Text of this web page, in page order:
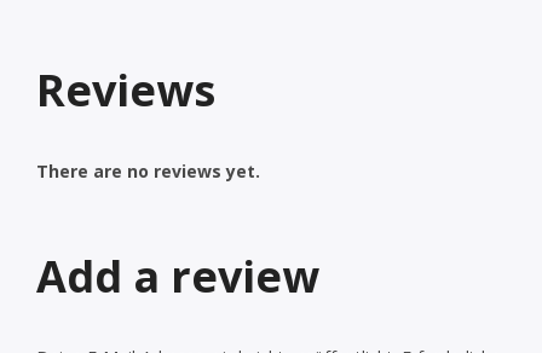
Reviews
There are no reviews yet.
Add a review